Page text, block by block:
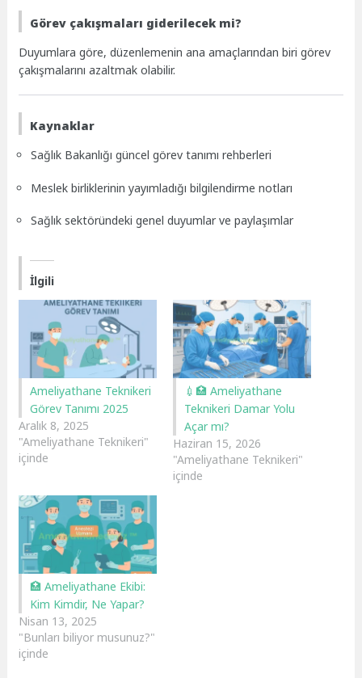
Görev çakışmaları giderilecek mi?
Duyumlara göre, düzenlemenin ana amaçlarından biri görev
çakışmalarını azaltmak olabilir.
Kaynaklar
Sağlık Bakanlığı güncel görev tanımı rehberleri
Meslek birliklerinin yayımladığı bilgilendirme notları
Sağlık sektöründeki genel duyumlar ve paylaşımlar
İlgili
Ameliyathane Teknikeri
Görev Tanımı 2025
Aralık 8, 2025
"Ameliyathane Teknikeri"
içinde
💉🏥 Ameliyathane
Teknikeri Damar Yolu
Açar mı?
Haziran 15, 2026
"Ameliyathane Teknikeri"
içinde
🏥 Ameliyathane Ekibi:
Kim Kimdir, Ne Yapar?
Nisan 13, 2025
"Bunları biliyor musunuz?"
içinde